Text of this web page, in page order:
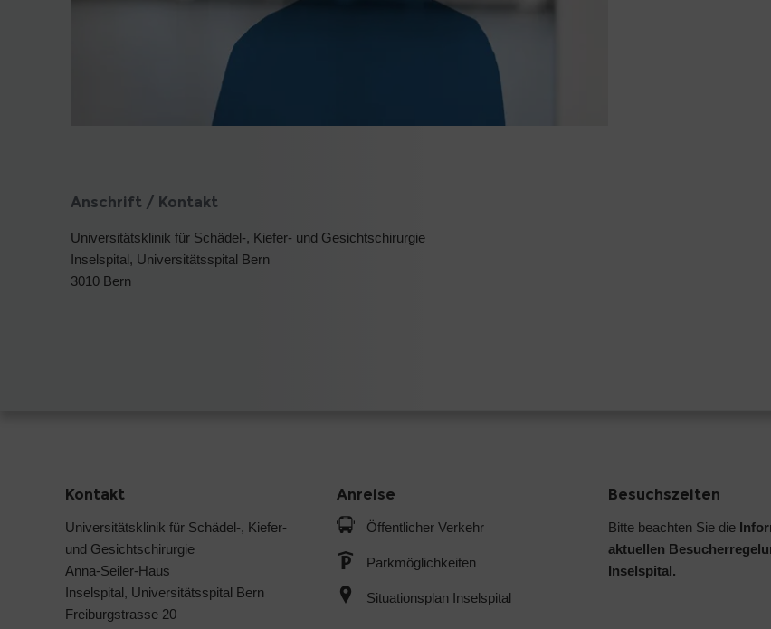
Anschrift / Kontakt
Universitätsklinik für Schädel-, Kiefer- und Gesichtschirurgie
Inselspital, Universitätsspital Bern
3010 Bern
Kontakt
Universitätsklinik für Schädel-, Kiefer-
und Gesichtschirurgie
Anna-Seiler-Haus
Inselspital, Universitätsspital Bern
Freiburgstrasse 20
Anreise
Öffentlicher Verkehr
Parkmöglichkeiten
Situationsplan Inselspital
Besuchszeiten
Bitte beachten Sie die
aktuellen
Inselspital.